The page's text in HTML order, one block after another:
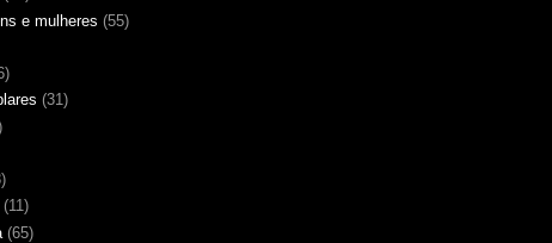
e mulheres (55)
(31)
(11)
(65)